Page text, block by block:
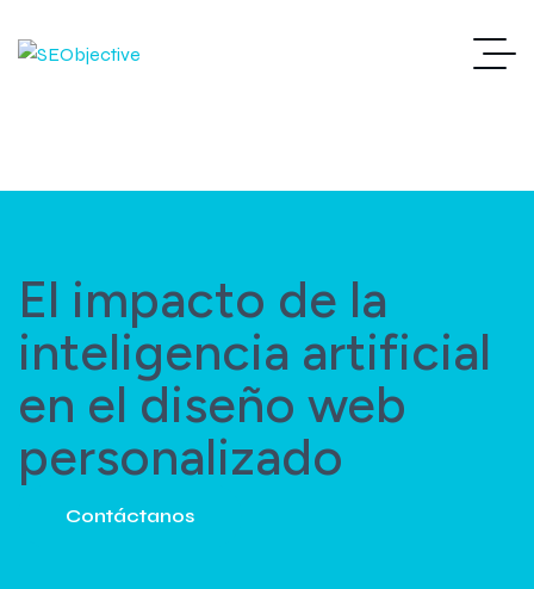
El impacto de la
inteligencia artificial
en el diseño web
personalizado
Contáctanos